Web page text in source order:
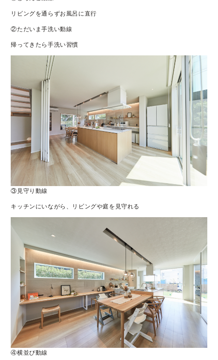
リビングを通らずお風呂に直行
②ただいま手洗い動線
帰ってきたら手洗い習慣
③見守り動線
キッチンにいながら、リビングや庭を見守れる
④横並び動線